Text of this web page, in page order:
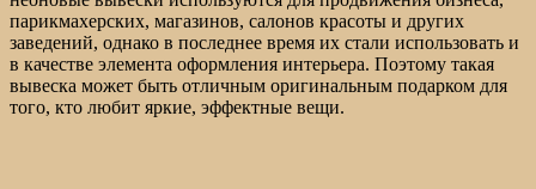
парикмахерских, магазинов, салонов красоты и других
заведений, однако в последнее время их стали использовать и
в качестве элемента оформления интерьера. Поэтому такая
вывеска может быть отличным оригинальным подарком для
того, кто любит яркие, эффектные вещи.